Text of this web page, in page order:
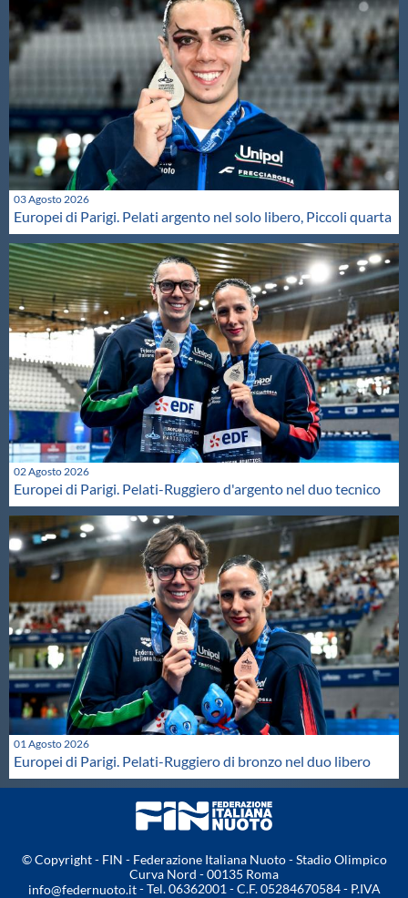
03 Agosto 2026
Europei di Parigi. Pelati argento nel solo libero, Piccoli quarta
02 Agosto 2026
Europei di Parigi. Pelati-Ruggiero d'argento nel duo tecnico
01 Agosto 2026
Europei di Parigi. Pelati-Ruggiero di bronzo nel duo libero
© Copyright - FIN - Federazione Italiana Nuoto - Stadio Olimpico
Curva Nord - 00135 Roma
info@federnuoto.it- Tel. 06362001 - C.F. 05284670584 - P.IVA